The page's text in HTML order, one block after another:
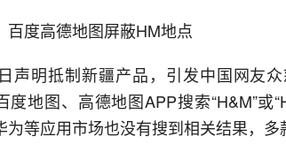
百度高德地图屏蔽HM地点
声明抵制新疆产品，引发中国网友
度地图、高德地图APP搜索“H&M”或
为等应用市场也没有搜到相关结果，多